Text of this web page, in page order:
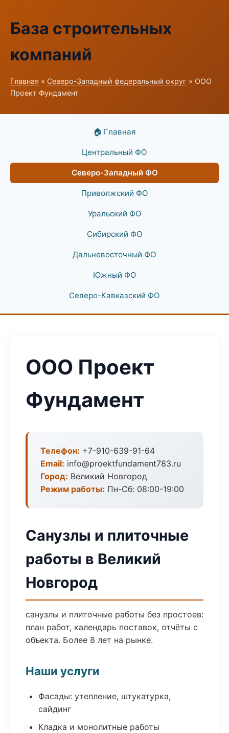
База строительных
компаний
Главная » Северо-Западный федеральный округ » ООО
Проект Фундамент
🏠 Главная
Центральный ФО
Северо-Западный ФО
Приволжский ФО
Уральский ФО
Сибирский ФО
Дальневосточный ФО
Южный ФО
Северо-Кавказский ФО
ООО Проект
Фундамент
Телефон: +7-910-639-91-64
Email: info@proektfundament783.ru
Город: Великий Новгород
Режим работы: Пн-Сб: 08:00-19:00
Санузлы и плиточные
работы в Великий
Новгород
санузлы и плиточные работы без простоев:
план работ, календарь поставок, отчёты с
объекта. Более 8 лет на рынке.
Наши услуги
Фасады: утепление, штукатурка,
сайдинг
Кладка и монолитные работы